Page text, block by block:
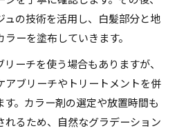
ュの技術を活用し、白髪部分と地
ーを塗布していきます。
ーチを使う場合もありますが、
アブリーチやトリートメントを併
。カラー剤の選定や放置時間も
れるため、自然なグラデーション